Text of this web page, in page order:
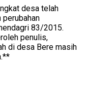
desa telah
perubahan
83/2015.
penulis,
di desa Bere masih